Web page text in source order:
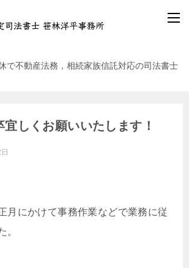
で不動産法務，相続家族信託対応の司法書士
しくお願いいたします！
月にかけて事務作業などで業務に従
。